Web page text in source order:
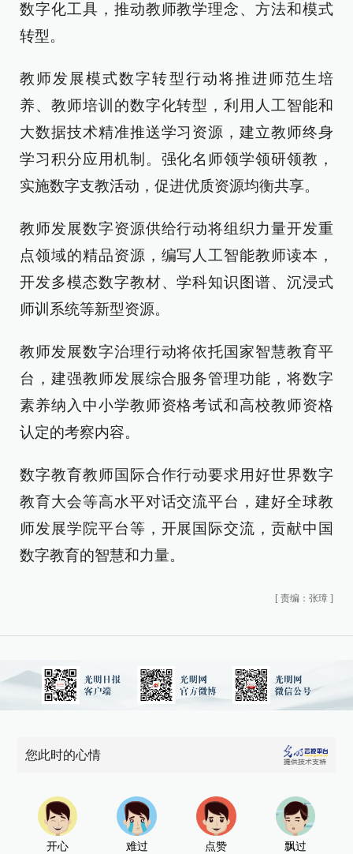
数字化工具，推动教师教学理念、方法和模式
转型。
教师发展模式数字转型行动将推进师范生培
养、教师培训的数字化转型，利用人工智能和
大数据技术精准推送学习资源，建立教师终身
学习积分应用机制。强化名师领学领研领教，
实施数字支教活动，促进优质资源均衡共享。
教师发展数字资源供给行动将组织力量开发重
点领域的精品资源，编写人工智能教师读本，
开发多模态数字教材、学科知识图谱、沉浸式
师训系统等新型资源。
教师发展数字治理行动将依托国家智慧教育平
台，建强教师发展综合服务管理功能，将数字
素养纳入中小学教师资格考试和高校教师资格
认定的考察内容。
数字教育教师国际合作行动要求用好世界数字
教育大会等高水平对话交流平台，建好全球教
师发展学院平台等，开展国际交流，贡献中国
数字教育的智慧和力量。
[ 责编：张璋 ]
您此时的心情
开心 难过 点赞 飘过